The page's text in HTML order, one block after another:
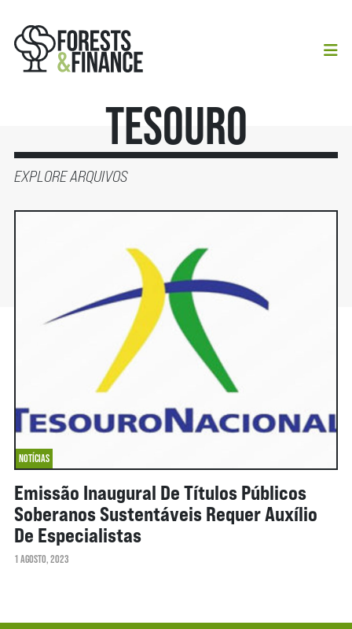
Tesouro
EXPLORE ARQUIVOS
NOTÍCIAS
Emissão Inaugural De Títulos Públicos
Soberanos Sustentáveis Requer Auxílio
De Especialistas
1 AGOSTO, 2023